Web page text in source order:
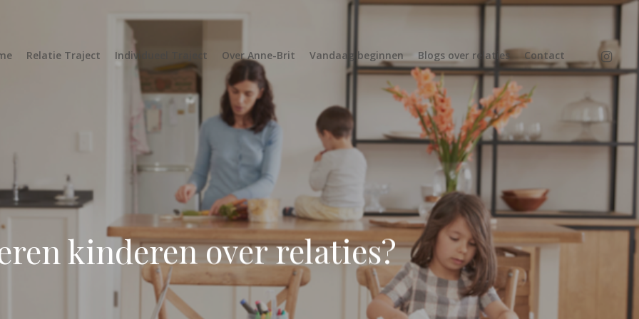
Relatie Traject Individueel Traject Over Anne-Brit Vandaag beginnen Blogs over relaties Contact
kinderen over relaties?